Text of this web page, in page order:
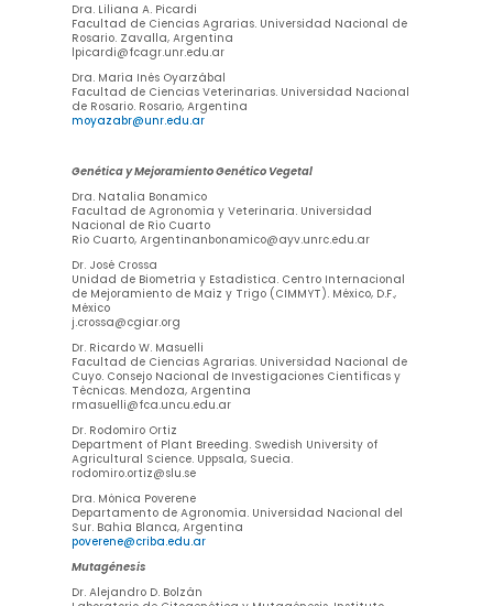
Dra. Liliana A. Picardi
Facultad de Ciencias Agrarias. Universidad Nacional de
Rosario. Zavalla, Argentina
lpicardi@fcagr.unr.edu.ar
Dra. María Inés Oyarzábal
Facultad de Ciencias Veterinarias. Universidad Nacional
de Rosario. Rosario, Argentina
moyazabr@unr.edu.ar
Genética y Mejoramiento Genético Vegetal
Dra. Natalia Bonamico
Facultad de Agronomía y Veterinaria. Universidad
Nacional de Río Cuarto
Río Cuarto, Argentinanbonamico@ayv.unrc.edu.ar
Dr. José Crossa
Unidad de Biometría y Estadística. Centro Internacional
de Mejoramiento de Maíz y Trigo (CIMMYT). México, D.F.,
México
j.crossa@cgiar.org
Dr. Ricardo W. Masuelli
Facultad de Ciencias Agrarias. Universidad Nacional de
Cuyo. Consejo Nacional de Investigaciones Científicas y
Técnicas. Mendoza, Argentina
rmasuelli@fca.uncu.edu.ar
Dr. Rodomiro Ortiz
Department of Plant Breeding. Swedish University of
Agricultural Science. Uppsala, Suecia.
rodomiro.ortiz@slu.se
Dra. Mónica Poverene
Departamento de Agronomía. Universidad Nacional del
Sur. Bahía Blanca, Argentina
poverene@criba.edu.ar
Mutagénesis
Dr. Alejandro D. Bolzán